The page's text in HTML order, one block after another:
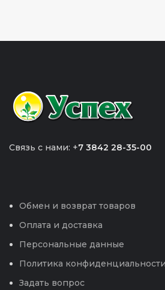
Связь с нами: +7 3842 28-35-00
Обмен и возврат товаров
Оплата и доставка
Персональные данные
Политика конфиденциальности
Задать вопрос